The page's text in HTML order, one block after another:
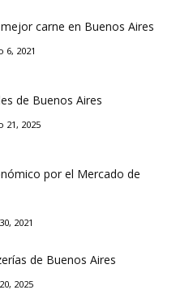
carne en Buenos Aires
2021
de Buenos Aires
2025
por el Mercado de
2021
de Buenos Aires
2025